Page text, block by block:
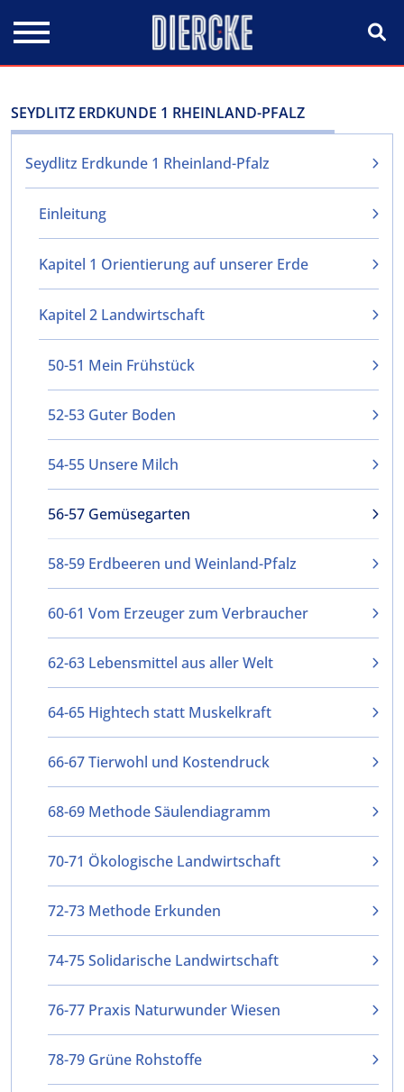
SEYDLITZ ERDKUNDE 1 RHEINLAND-PFALZ
Seydlitz Erdkunde 1 Rheinland-Pfalz
Einleitung
Kapitel 1 Orientierung auf unserer Erde
Kapitel 2 Landwirtschaft
50-51 Mein Frühstück
52-53 Guter Boden
54-55 Unsere Milch
56-57 Gemüsegarten
58-59 Erdbeeren und Weinland-Pfalz
60-61 Vom Erzeuger zum Verbraucher
62-63 Lebensmittel aus aller Welt
64-65 Hightech statt Muskelkraft
66-67 Tierwohl und Kostendruck
68-69 Methode Säulendiagramm
70-71 Ökologische Landwirtschaft
72-73 Methode Erkunden
74-75 Solidarische Landwirtschaft
76-77 Praxis Naturwunder Wiesen
78-79 Grüne Rohstoffe